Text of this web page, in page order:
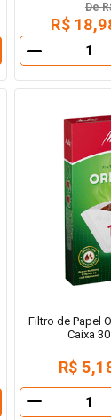
De
R$
－
Filtro de Papel
Caixa
R$